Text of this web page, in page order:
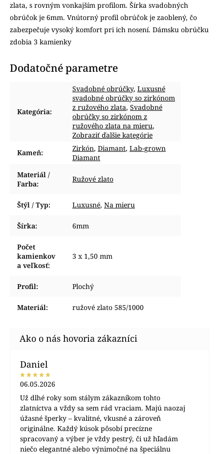
zlata, s rovným vonkajším profilom. Šírka svadobných
obrúčok je 6mm. Vnútorný profil obrúčok je zaoblený, čo
zabezpečuje vysoký komfort pri ich nosení. Dámsku obrúčku
zdobia 3 kamienky
Dodatočné parametre
Kategória:
Svadobné obrúčky, Luxusné
svadobné obrúčky so zirkónom
z ružového zlata, Svadobné
obrúčky so zirkónom z
ružového zlata na mieru,
Zobraziť ďalšie kategórie
Kameň: Zirkón, Diamant, Lab-grown
Diamant
Materiál /
Farba:
Ružové zlato
Štýl / Typ: Luxusné, Na mieru
Šírka: 6mm
Počet
kamienkov
a veľkosť:
3 x 1,50 mm
Profil: Plochý
Materiál: ružové zlato 585/1000
Daniel
06.05.2026
Už dlhé roky som stálym zákazníkom tohto
zlatníctva a vždy sa sem rád vraciam. Majú naozaj
úžasné šperky – kvalitné, vkusné a zároveň
originálne. Každý kúsok pôsobí precízne
spracovaný a výber je vždy pestrý, či už hľadám
niečo elegantné alebo výnimočné na špeciálnu